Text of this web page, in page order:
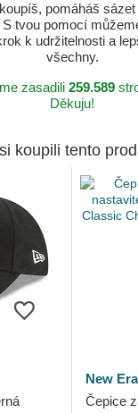
pomáháš
tvou pomocí
k udržitelnosti a
všechny.
zasadili 259.589
Děkuju!
koupili tento
New Era
Čepice